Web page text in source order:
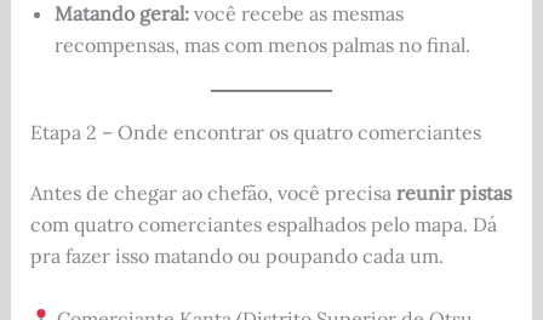
Matando geral:você recebe as mesmas
recompensas, mas com menos palmas no final.
Etapa 2 – Onde encontrar os quatro comerciantes
Antes de chegar ao chefão, você precisa reunir pistas
com quatro comerciantes espalhados pelo mapa. Dá
pra fazer isso matando ou poupando cada um.